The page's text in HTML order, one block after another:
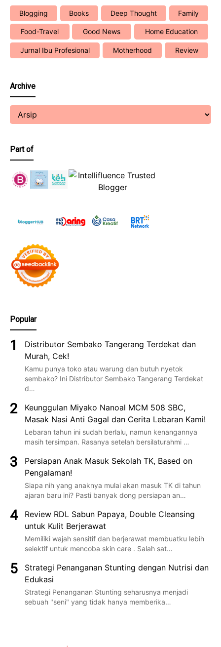
Blogging Books Deep Thought Family
Food-Travel Good News Home Education
Jurnal Ibu Profesional Motherhood Review
Archive
Part of
Popular
Distributor Sembako Tangerang Terdekat dan
Murah, Cek!
Kamu punya toko atau warung dan butuh nyetok
sembako? Ini Distributor Sembako Tangerang Terdekat
d…
Keunggulan Miyako Nanoal MCM 508 SBC,
Masak Nasi Anti Gagal dan Cerita Lebaran Kami!
Lebaran tahun ini sudah berlalu, namun kenangannya
masih tersimpan. Rasanya setelah bersilaturahmi …
Persiapan Anak Masuk Sekolah TK, Based on
Pengalaman!
Siapa nih yang anaknya mulai akan masuk TK di tahun
ajaran baru ini? Pasti banyak dong persiapan an…
Review RDL Sabun Papaya, Double Cleansing
untuk Kulit Berjerawat
Memiliki wajah sensitif dan berjerawat membuatku lebih
selektif untuk mencoba skin care . Salah sat…
Strategi Penanganan Stunting dengan Nutrisi dan
Edukasi
Strategi Penanganan Stunting seharusnya menjadi
sebuah "seni" yang tidak hanya memberika…